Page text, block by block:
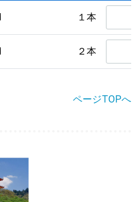
１本
２本
ページTOPへ